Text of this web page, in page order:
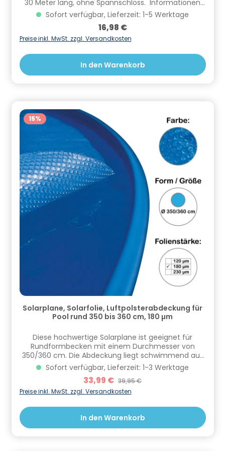
30 Meter lang, ohne Spannschloss. Informationen
zur Produktsicherheit Hersteller/EU Verantwortliche
Person: CF Group Deutschland GmbH,
Bahnhofstraße 68, 73240 Wendlingen, DE,
info.de@cf.group, +4970244048100
Sofort verfügbar, Lieferzeit: 1-5 Werktage
Regulärer Preis:
16,98 €
Preise inkl. MwSt. zzgl. Versandkosten
In den Warenkorb
15%
Solarplane, Solarfolie, Luftpolsterabdeckung für
Pool rund 350 bis 360 cm, 180 µm
Diese hochwertige Solarplane ist geeignet für
Rundformbecken mit einem Durchmesser von
350/360 cm. Die Abdeckung liegt schwimmend auf
und wird deshalb etwas kleiner gefertigt. Die Folie hat
eine Materialdicke von 180 Mikrometer und ist UVA-
und Chlorbeständig. Bei nichtgebrauch wird sie
einfach zusammengerollt und lässt sich
Thermoabdeckplanen sind somit einfach in der
Anwendung und bieten dir gleich mehrere Vorteile.
Zum einen ist eine Solarfolie eine kostengünstige
Sofort verfügbar, Lieferzeit: 1-3 Werktage
Verkaufspreis:
33,99 € Regulärer Preis:
39,95 €
Preise inkl. MwSt. zzgl. Versandkosten
In den Warenkorb